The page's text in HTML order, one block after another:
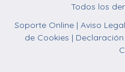
Todos los
Soporte Online| Aviso Legal
de Cookies |